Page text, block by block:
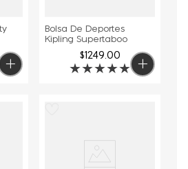
Bolsa De Deportes
Kipling Supertaboo
$1249.00
★★★★★